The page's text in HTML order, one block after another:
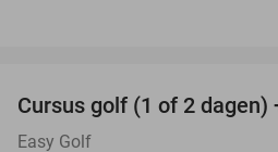
Cursus golf (1 of 2 dagen)
Easy Golf